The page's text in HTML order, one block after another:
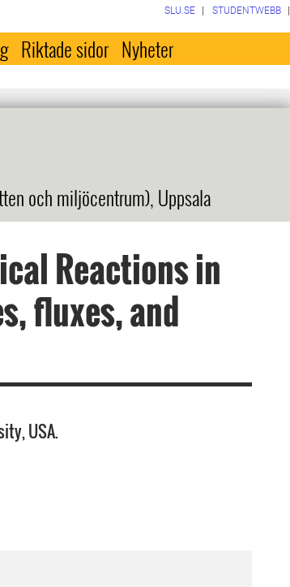
SLU.SE STUDENTWEBB
Riktade sidor Nyheter
och miljöcentrum), Uppsala
Reactions in
fluxes, and
USA.